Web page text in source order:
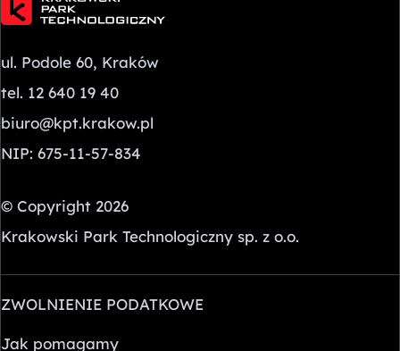
ul. Podole 60, Kraków
tel. 12 640 19 40
biuro@kpt.krakow.pl
NIP: 675-11-57-834
© Copyright 2026
Krakowski Park Technologiczny sp. z o.o.
ZWOLNIENIE PODATKOWE
Jak pomagamy